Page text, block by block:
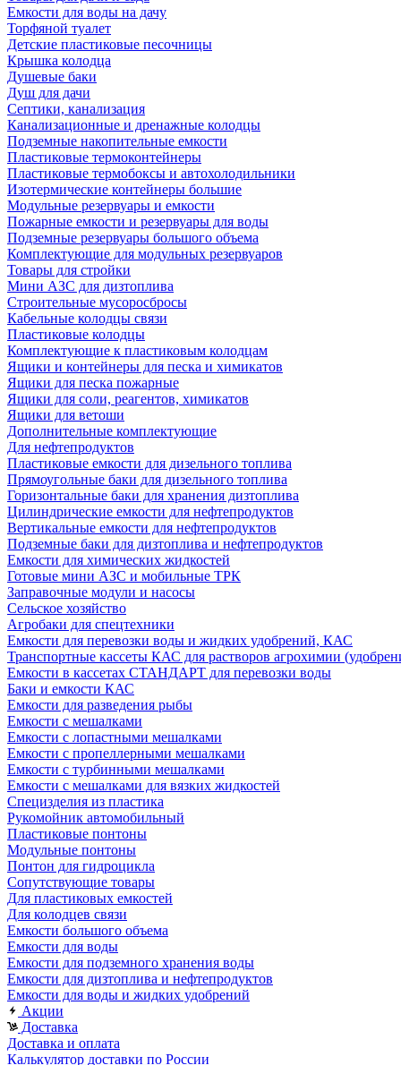
Емкости для воды на дачу
Торфяной туалет
Детские пластиковые песочницы
Крышка колодца
Душевые баки
Душ для дачи
Септики, канализация
Канализационные и дренажные колодцы
Подземные накопительные емкости
Пластиковые термоконтейнеры
Пластиковые термобоксы и автохолодильники
Изотермические контейнеры большие
Модульные резервуары и емкости
Пожарные емкости и резервуары для воды
Подземные резервуары большого объема
Комплектующие для модульных резервуаров
Товары для стройки
Мини АЗС для дизтоплива
Строительные мусоросбросы
Кабельные колодцы связи
Пластиковые колодцы
Комплектующие к пластиковым колодцам
Ящики и контейнеры для песка и химикатов
Ящики для песка пожарные
Ящики для соли, реагентов, химикатов
Ящики для ветоши
Дополнительные комплектующие
Для нефтепродуктов
Пластиковые емкости для дизельного топлива
Прямоугольные баки для дизельного топлива
Горизонтальные баки для хранения дизтоплива
Цилиндрические емкости для нефтепродуктов
Вертикальные емкости для нефтепродуктов
Подземные баки для дизтоплива и нефтепродуктов
Емкости для химических жидкостей
Готовые мини АЗС и мобильные ТРК
Заправочные модули и насосы
Сельское хозяйство
Агробаки для спецтехники
Емкости для перевозки воды и жидких удобрений, КАС
Транспортные кассеты КАС для растворов агрохимии
Емкости в кассетах СТАНДАРТ для перевозки воды
Баки и емкости КАС
Емкости для разведения рыбы
Емкости с мешалками
Емкости с лопастными мешалками
Емкости с пропеллерными мешалками
Емкости с турбинными мешалками
Емкости с мешалками для вязких жидкостей
Специзделия из пластика
Рукомойник автомобильный
Пластиковые понтоны
Модульные понтоны
Понтон для гидроцикла
Сопутствующие товары
Для пластиковых емкостей
Для колодцев связи
Емкости большого объема
Емкости для воды
Емкости для подземного хранения воды
Емкости для дизтоплива и нефтепродуктов
Емкости для воды и жидких удобрений
Акции
Доставка
Доставка и оплата
Калькулятор доставки по России